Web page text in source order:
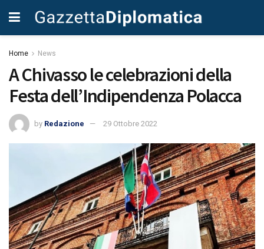
Home News
A Chivasso le celebrazioni della
Festa dell’Indipendenza Polacca
by Redazione 29 Ottobre 2022